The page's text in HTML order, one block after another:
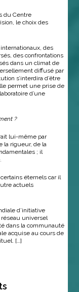
du Centre
le choix des
des
des confrontations
dans un climat de
diffusé par
s’interdira d’être
permet une prise de
d’une
?
lui-même par
la rigueur, de la
; il
éternels car il
actuels
d’initiative
universel
dans la communauté
acquise au cours de
[…]